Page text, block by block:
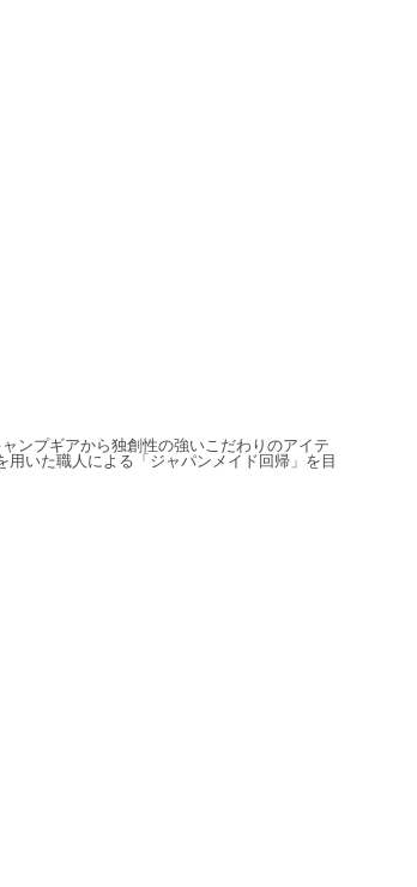
ンプギアから独創性の強いこだわりのアイテ
いた職人による「ジャパンメイド回帰」を目